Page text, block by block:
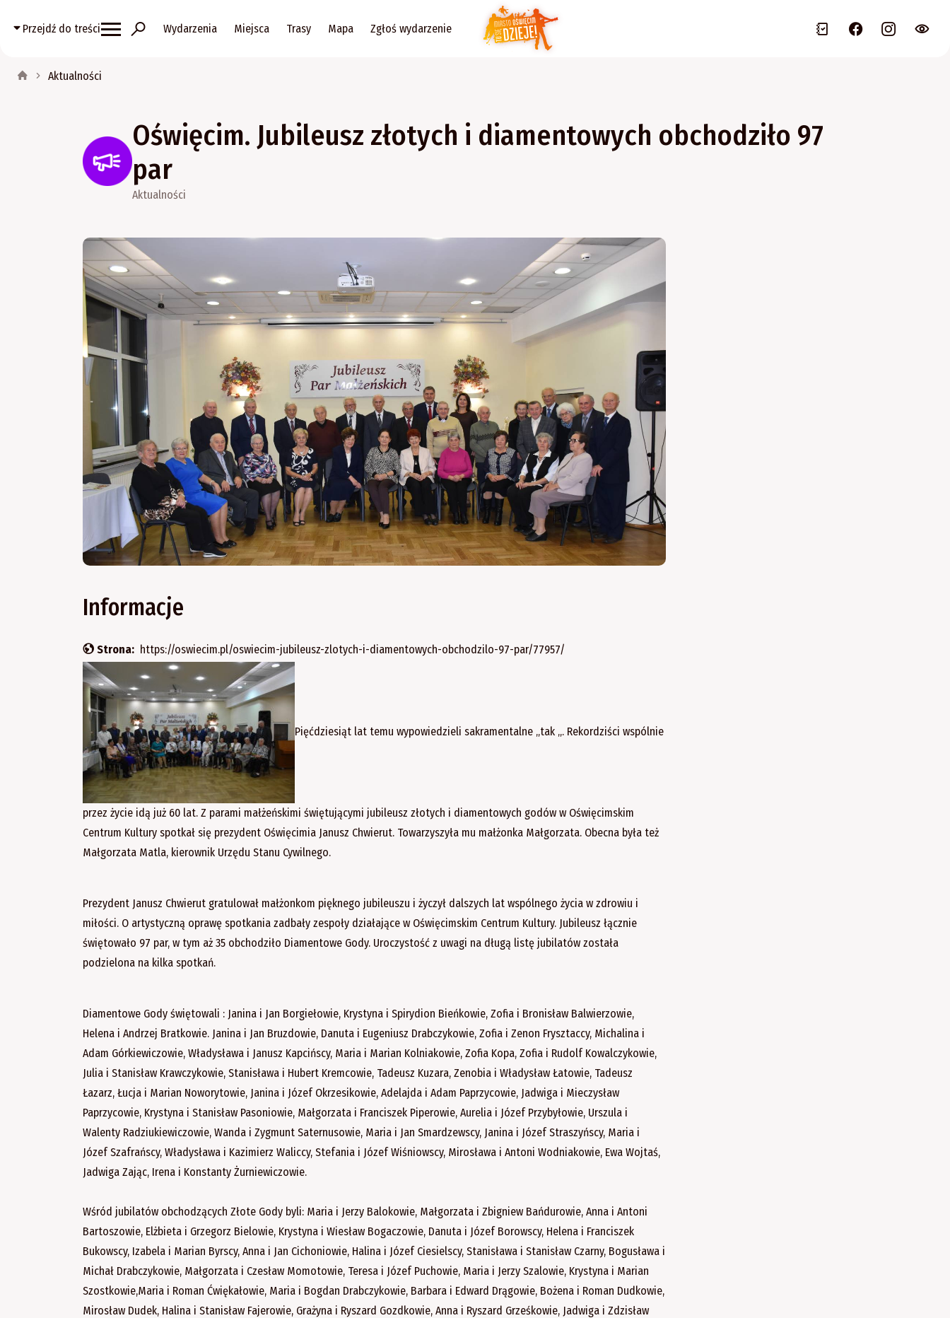
Przejdź do treści Wydarzenia Miejsca Trasy Mapa Zgłoś wydarzenie
Aktualności
Oświęcim. Jubileusz złotych i diamentowych obchodziło 97
par
Aktualności
Informacje
Strona: https://oswiecim.pl/oswiecim-jubileusz-zlotych-i-diamentowych-obchodzilo-97-par/77957/
Pięćdziesiąt lat temu wypowiedzieli sakramentalne „tak „. Rekordziści wspólnie
przez życie idą już 60 lat. Z parami małżeńskimi świętującymi jubileusz złotych i diamentowych godów w Oświęcimskim
Centrum Kultury spotkał się prezydent Oświęcimia Janusz Chwierut. Towarzyszyła mu małżonka Małgorzata. Obecna była też
Małgorzata Matla, kierownik Urzędu Stanu Cywilnego.
Prezydent Janusz Chwierut gratulował małżonkom pięknego jubileuszu i życzył dalszych lat wspólnego życia w zdrowiu i
miłości. O artystyczną oprawę spotkania zadbały zespoły działające w Oświęcimskim Centrum Kultury. Jubileusz łącznie
świętowało 97 par, w tym aż 35 obchodziło Diamentowe Gody. Uroczystość z uwagi na długą listę jubilatów została
podzielona na kilka spotkań.
Diamentowe Gody świętowali : Janina i Jan Borgiełowie, Krystyna i Spirydion Bieńkowie, Zofia i Bronisław Balwierzowie,
Helena i Andrzej Bratkowie. Janina i Jan Bruzdowie, Danuta i Eugeniusz Drabczykowie, Zofia i Zenon Frysztaccy, Michalina i
Adam Górkiewiczowie, Władysława i Janusz Kapcińscy, Maria i Marian Kolniakowie, Zofia Kopa, Zofia i Rudolf Kowalczykowie,
Julia i Stanisław Krawczykowie, Stanisława i Hubert Kremcowie, Tadeusz Kuzara, Zenobia i Władysław Łatowie, Tadeusz
Łazarz, Łucja i Marian Noworytowie, Janina i Józef Okrzesikowie, Adelajda i Adam Paprzycowie, Jadwiga i Mieczysław
Paprzycowie, Krystyna i Stanisław Pasoniowie, Małgorzata i Franciszek Piperowie, Aurelia i Józef Przybyłowie, Urszula i
Walenty Radziukiewiczowie, Wanda i Zygmunt Saternusowie, Maria i Jan Smardzewscy, Janina i Józef Straszyńscy, Maria i
Józef Szafrańscy, Władysława i Kazimierz Waliccy, Stefania i Józef Wiśniowscy, Mirosława i Antoni Wodniakowie, Ewa Wojtaś,
Jadwiga Zając, Irena i Konstanty Żurniewiczowie.
Wśród jubilatów obchodzących Złote Gody byli: Maria i Jerzy Balokowie, Małgorzata i Zbigniew Bańdurowie, Anna i Antoni
Bartoszowie, Elżbieta i Grzegorz Bielowie, Krystyna i Wiesław Bogaczowie, Danuta i Józef Borowscy, Helena i Franciszek
Bukowscy, Izabela i Marian Byrscy, Anna i Jan Cichoniowie, Halina i Józef Ciesielscy, Stanisława i Stanisław Czarny, Bogusława i
Michał Drabczykowie, Małgorzata i Czesław Momotowie, Teresa i Józef Puchowie, Maria i Jerzy Szalowie, Krystyna i Marian
Szostkowie,Maria i Roman Ćwiękałowie, Maria i Bogdan Drabczykowie, Barbara i Edward Drągowie, Bożena i Roman Dudkowie,
Mirosław Dudek, Halina i Stanisław Fajerowie, Grażyna i Ryszard Gozdkowie, Anna i Ryszard Grześkowie, Jadwiga i Zdzisław